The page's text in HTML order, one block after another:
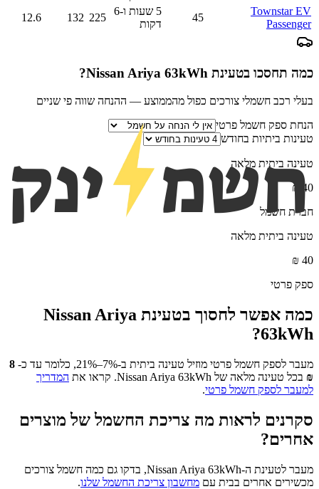
Townstar EV
Passenger
45
5 שעות ו-6
דקות
225
132
12.6
כמה תחסכו בטעינת Nissan Ariya 63kWh
?
בעלי רכב חשמלי צורכים כפול מהממוצע — ההנחה שווה פי שניים
הנחת ספק חשמל פרטי
טעינות ביתיות בחודש
טעינה ביתית מלאה
40
₪
חברת חשמל
טעינה ביתית מלאה
40
₪
ספק פרטי
כמה אפשר לחסוך בטעינת Nissan Ariya
63kWh
?
מעבר לספק חשמל פרטי מוזיל טעינה ביתית ב-7%–21%, כלומר עד כ-
8
₪ בכל טעינה מלאה של Nissan Ariya 63kWh. קראו את המדריך
למעבר לספק חשמל פרטי.
סקרנים לראות מה צריכת החשמל של מוצרים
אחרים?
מעבר לטעינת ה-Nissan Ariya 63kWh, בדקו גם כמה חשמל צורכים
מכשירים אחרים בבית עם מחשבון צריכת החשמל שלנו.